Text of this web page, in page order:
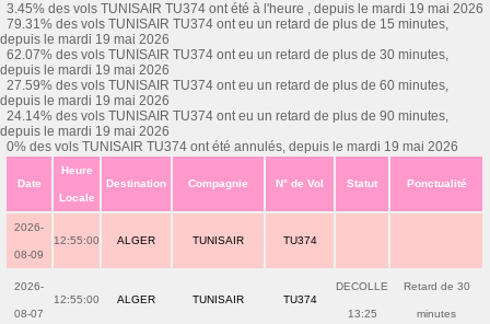
3.45% des vols TUNISAIR TU374 ont été à l'heure , depuis le mardi 19 mai 2026
79.31% des vols TUNISAIR TU374 ont eu un retard de plus de 15 minutes,
depuis le mardi 19 mai 2026
62.07% des vols TUNISAIR TU374 ont eu un retard de plus de 30 minutes,
depuis le mardi 19 mai 2026
27.59% des vols TUNISAIR TU374 ont eu un retard de plus de 60 minutes,
depuis le mardi 19 mai 2026
24.14% des vols TUNISAIR TU374 ont eu un retard de plus de 90 minutes,
depuis le mardi 19 mai 2026
0% des vols TUNISAIR TU374 ont été annulés, depuis le mardi 19 mai 2026
Date
Heure
Locale
Destination Compagnie N° de Vol Statut Ponctualité
2026-
08-09
12:55:00 ALGER TUNISAIR TU374
2026-
08-07
12:55:00 ALGER TUNISAIR TU374
DECOLLE
13:25
Retard de 30
minutes